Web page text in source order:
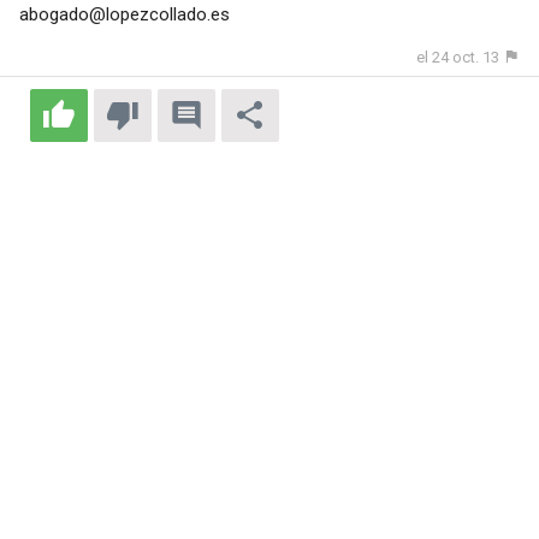
abogado@lopezcollado.es
el 24 oct. 13